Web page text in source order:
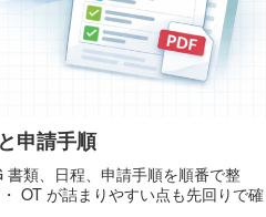
申請手順
類、日程、申請手順を順番で整
OT が詰まりやすい点も先回りで確